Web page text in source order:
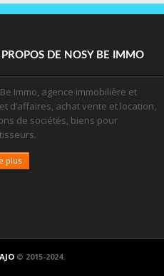
PROPOS DE NOSY BE IMMO
Immo, agence immobilière et
d’affaires, achat vente et location,
de sociétés, biens pour
plus
© 2015-2024.